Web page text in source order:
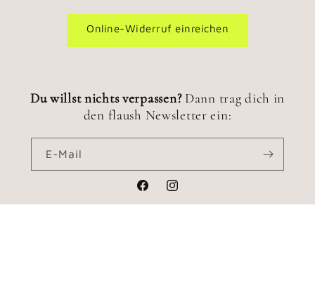
Online-Widerruf einreichen
Du willst nichts verpassen? Dann trag dich in
den flaush Newsletter ein:
E-Mail
FacebookInstagram